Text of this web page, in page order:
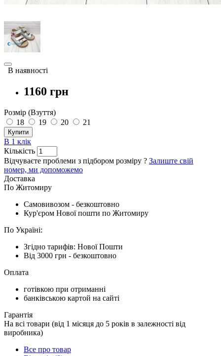
В наявності
1160 грн
Розмір (Взуття)
18
19 20 21
Купити
В 1 клік
Кількість
Відчуваєте проблеми з підбором розміру ? Залиште свій
номер, ми допоможемо
Доставка
По Житомиру
Cамовивозом - безкоштовно
Кур'єром Нової пошти по Житомиру
По Україні:
Згідно тарифів: Нової Пошти
Від 3000 грн - безкоштовно
Оплата
готівкою при отриманні
банківською картой на сайті
Гарантія
На всі товари (від 1 місяця до 5 років в залежності від
виробника)
Все про товар